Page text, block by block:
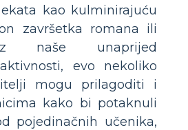
kao kulminirajuću
završetka romana ili
naše unaprijed
evo nekoliko
mogu prilagoditi i
kako bi potaknuli
pojedinačnih učenika,